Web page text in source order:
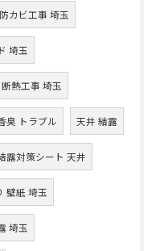
カビ工事 埼玉
埼玉
熱工事 埼玉
臭 トラブル 天井 結露
露対策シート 天井
壁紙 埼玉
埼玉